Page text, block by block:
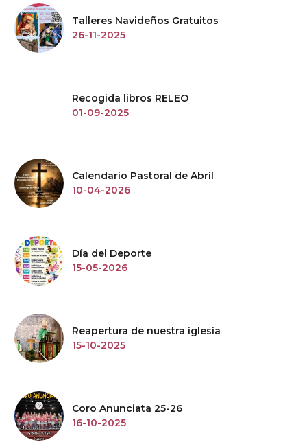
Talleres Navideños Gratuitos
26-11-2025
Recogida libros RELEO
01-09-2025
Calendario Pastoral de Abril
10-04-2026
Día del Deporte
15-05-2026
Reapertura de nuestra iglesia
15-10-2025
Coro Anunciata 25-26
16-10-2025